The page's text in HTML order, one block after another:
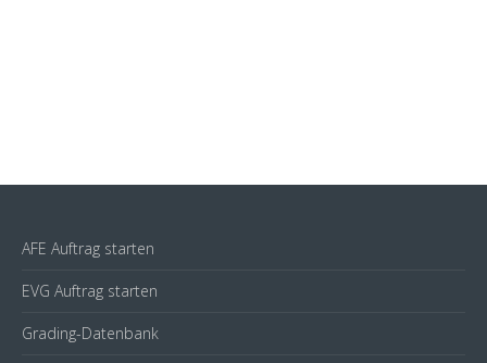
AFE Auftrag starten
EVG Auftrag starten
Grading-Datenbank